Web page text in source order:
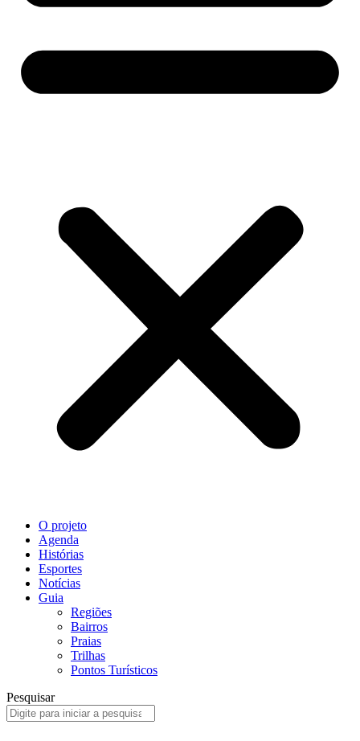
O projeto
Agenda
Histórias
Esportes
Notícias
Guia
Regiões
Bairros
Praias
Trilhas
Pontos Turísticos
Pesquisar